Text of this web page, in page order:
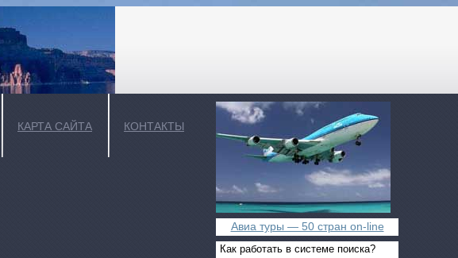
КАРТА САЙТА КОНТАКТЫ
Авиа туры — 50 стран on-line
Как работать в системе поиска?